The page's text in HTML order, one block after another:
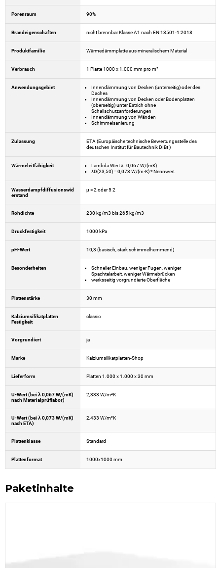
Porenraum 90%
Brandeigenschaften nicht brennbar Klasse A1 nach EN 13501-1:2018
Produktfamilie Wärmedämmplatte aus mineralischem Material
Verbrauch 1 Platte 1000 x 1.000 mm pro m²
Anwendungsgebiet
Innendämmung von Decken (unterseitig) oder des
Daches
Innendämmung von Decken oder Bodenplatten
(oberseitig) unter Estrich ohne
Schallschutzanforderungen
Innendämmung von Wänden
Schimmelsanierung
Zulassung
ETA (Europäische technische Bewertungsstelle des
deutschen Institut für Bautechnik DIBt )
Wärmeleitfähigkeit
Lambda Wert λ : 0,067 W/(mK)
λD(23,50) = 0,073 W/(m·K) * Nennwert
Wasserdampfdiffusionswid
erstand
μ = 2 oder 5 2
Rohdichte 230 kg/m3 bis 265 kg/m3
Druckfestigkeit 1000 kPa
pH-Wert 10,3 (basisch, stark schimmelhemmend)
Besonderheiten
Schneller Einbau, weniger Fugen, weniger
Spachtelarbeit, weniger Wärmebrücken
werksseitig vorgrundierte Oberfläche
Plattenstärke 30 mm
Kalziumsilikatplatten
Festigkeit
classic
Vorgrundiert ja
Marke Kalziumsilikatplatten-Shop
Lieferform Platten 1.000 x 1.000 x 30 mm
U-Wert (bei λ 0,067 W/(mK)
nach Materialprüflabor)
2,333 W/m²K
U-Wert (bei λ 0,073 W/(mK)
nach ETA)
2,433 W/m²K
Plattenklasse Standard
Plattenformat 1000x1000 mm
Paketinhalte